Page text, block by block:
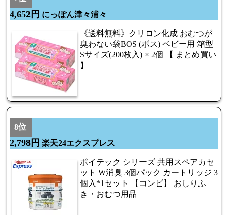
4,652円 にっぽん津々浦々
《送料無料》クリロン化成 おむつが
臭わない袋BOS (ボス) ベビー用 箱型
Sサイズ(200枚入) × 2個 【 まとめ買い
】
8位
2,798円 楽天24エクスプレス
ポイテック シリーズ 共用スペアカセ
ット W消臭 3個パック カートリッジ 3
個入*1セット 【コンビ】 おしりふ
き・おむつ用品